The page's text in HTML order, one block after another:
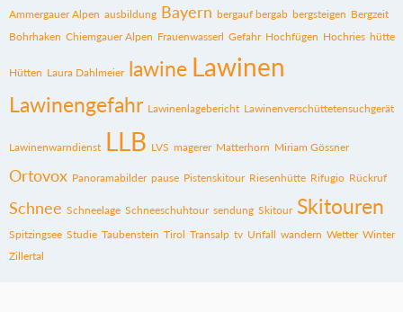
Ammergauer Alpen ausbildung Bayern bergauf bergab bergsteigen Bergzeit
Bohrhaken Chiemgauer Alpen Frauenwasserl Gefahr Hochfügen Hochries hütte
Hütten Laura Dahlmeier lawine Lawinen
Lawinengefahr Lawinenlagebericht Lawinenverschüttetensuchgerät
Lawinenwarndienst LLB LVS magerer Matterhorn Miriam Gössner
Ortovox Panoramabilder pause Pistenskitour Riesenhütte Rifugio Rückruf
Schnee Schneelage Schneeschuhtour sendung Skitour Skitouren
Spitzingsee Studie Taubenstein Tirol Transalp tv Unfall wandern Wetter Winter
Zillertal